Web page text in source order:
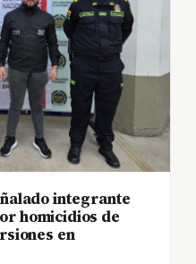
integrante
homicidios de
en